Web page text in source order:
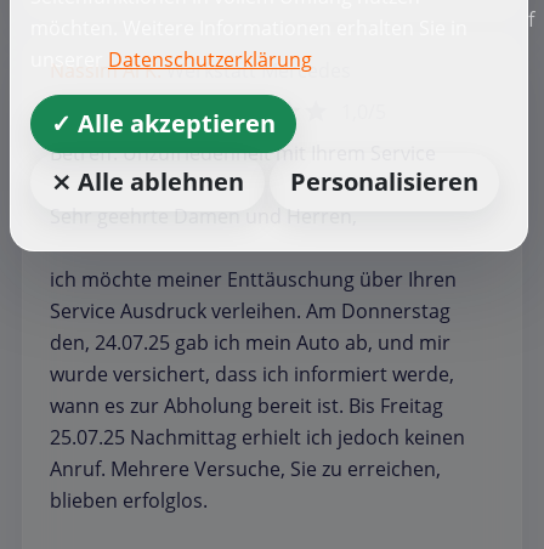
Nassim Al K.WerkstattMercedes
Betreff: Unzufriedenheit mit Ihrem Service
Sehr geehrte Damen und Herren,
ich möchte meiner Enttäuschung über Ihren
Service Ausdruck verleihen. Am Donnerstag
den, 24.07.25 gab ich mein Auto ab, und mir
wurde versichert, dass ich informiert werde,
wann es zur Abholung bereit ist. Bis Freitag
25.07.25 Nachmittag erhielt ich jedoch keinen
Anruf. Mehrere Versuche, Sie zu erreichen,
blieben erfolglos.
Datenschutzerklärung
✓ Alle akzeptieren
⨯ Alle ablehnen
Personalisieren
f